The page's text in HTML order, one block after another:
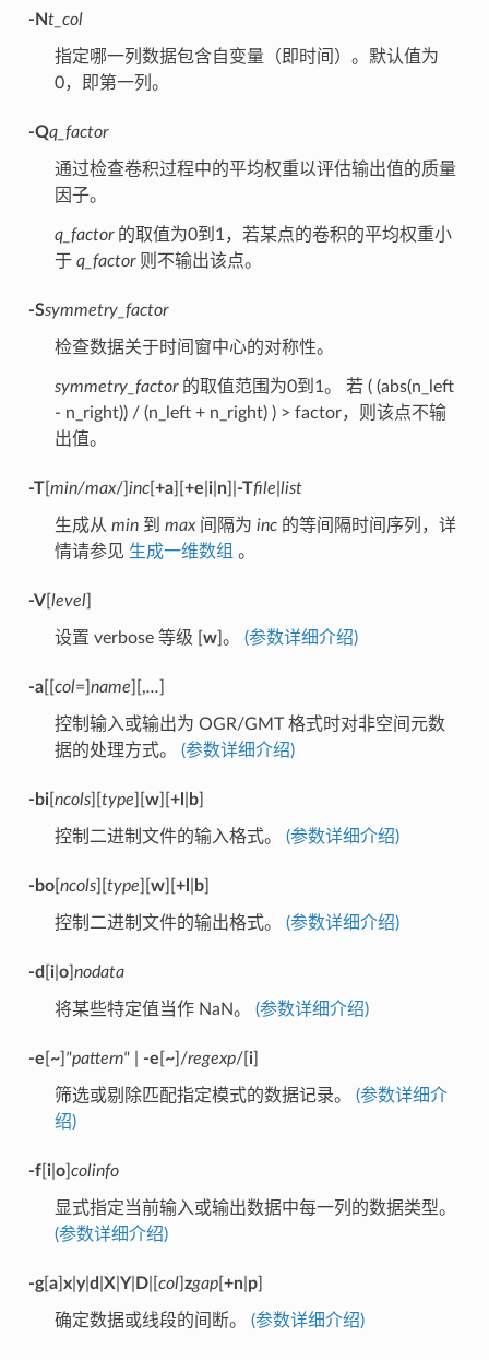
-Nt_col
指定哪一列数据包含自变量（即时间）。默认值为
0，即第一列。
-Qq_factor
通过检查卷积过程中的平均权重以评估输出值的质量
因子。
q_factor的取值为0到1，若某点的卷积的平均权重小
于 q_factor则不输出该点。
-Ssymmetry_factor
检查数据关于时间窗中心的对称性。
symmetry_factor的取值范围为0到1。 若 ( (abs(n_left
- n_right)) / (n_left + n_right) ) > factor，则该点不输
出值。
-T[ min/max/] inc[ +a][ +e i| n]| -Tfile list
生成从 min到 max间隔为 inc的等间隔时间序列，详
情请参见 生成一维数组 。
-V[ level]
设置 verbose 等级 [ w]。 (参数详细介绍)
-a[[ col=] name ][,...
控制输入或输出为 OGR/GMT 格式时对非空间元数
据的处理方式。 (参数详细介绍)
-bi[ ncols][ type w][ +l b]
控制二进制文件的输入格式。 (参数详细介绍)
-bo[ ncols][ type w][ +l b]
控制二进制文件的输出格式。 (参数详细介绍)
-d i| o] nodata
将某些特定值当作 NaN。 (参数详细介绍)
-e ~] "pattern"| -e ~]/regexp/[ i]
筛选或剔除匹配指定模式的数据记录。 (参数详细介
绍)
-f[ i| o] colinfo
显式指定当前输入或输出数据中每一列的数据类型。
(参数详细介绍)
-g[ a] x| y|d X| Y| D|[ col] zgap[ +n| p]
确定数据或线段的间断。 (参数详细介绍)